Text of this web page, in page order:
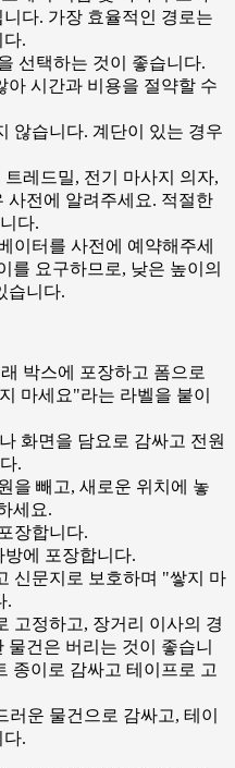
다. 가장 효율적인 경로는
다.
선택하는 것이 좋습니다.
아 시간과 비용을 절약할 수
않습니다. 계단이 있는 경우
트레드밀, 전기 마사지 의자,
사전에 알려주세요. 적절한
다.
이터를 사전에 예약해주세
를 요구하므로, 낮은 높이의
습니다.
박스에 포장하고 폼으로
마세요"라는 라벨을 붙이
화면을 담요로 감싸고 전원
.
을 빼고, 새로운 위치에 놓
세요.
장합니다.
방에 포장합니다.
신문지로 보호하며 "쌓지 마
.
고정하고, 장거리 이사의 경
건은 버리는 것이 좋습니
종이로 감싸고 테이프로 고
러운 물건으로 감싸고, 테이
다.